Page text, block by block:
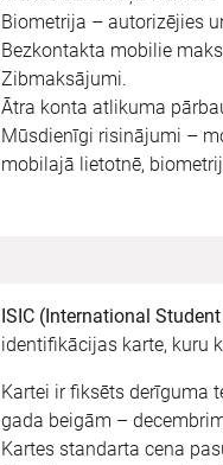
Biometrija – autorizējies
Bezkontakta mobilie
Zibmaksājumi.
Ātra konta atlikuma
Mūsdienīgi risinājumi –
mobilajā lietotnē,
ISIC (International
identifikācijas karte, kuru
Kartei ir fiksēts derīguma
gada beigām –
Kartes standarta cena